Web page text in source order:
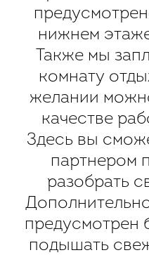
нижнем
Также мы
комнату
желании
качестве
Здесь вы
партнером
разобрать
предусмотрен
подышать